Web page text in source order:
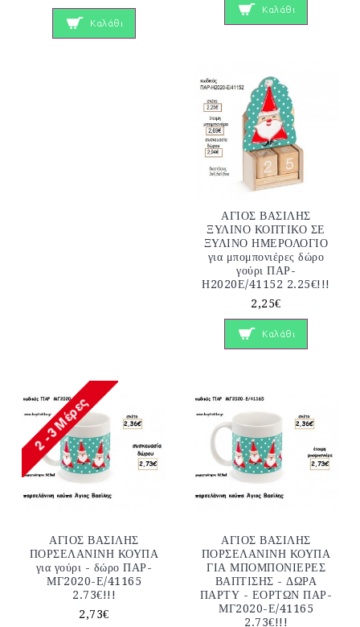
Καλάθι
Καλάθι
ΑΓΙΟΣ ΒΑΣΙΛΗΣ
ΞΥΛΙΝΟ ΚΟΠΤΙΚΟ ΣΕ
ΞΥΛΙΝΟ ΗΜΕΡΟΛΟΓΙΟ
για μπομπονιέρες δώρο
γούρι ΠΑΡ-
Η2020Ε/41152 2.25€!!!
2,25€
Καλάθι
ΑΓΙΟΣ ΒΑΣΙΛΗΣ
ΠΟΡΣΕΛΑΝΙΝΗ ΚΟΥΠΑ
για γούρι - δώρο ΠΑΡ-
ΜΓ2020-Ε/41165
2.73€!!!
2,73€
ΑΓΙΟΣ ΒΑΣΙΛΗΣ
ΠΟΡΣΕΛΑΝΙΝΗ ΚΟΥΠΑ
ΓΙΑ ΜΠΟΜΠΟΝΙΕΡΕΣ
ΒΑΠΤΙΣΗΣ - ΔΩΡΑ
ΠΑΡΤΥ - ΕΟΡΤΩΝ ΠΑΡ-
ΜΓ2020-Ε/41165
2.73€!!!